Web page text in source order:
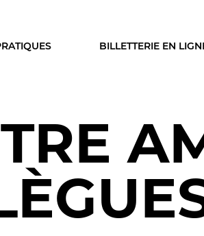
BILLETTERIE EN